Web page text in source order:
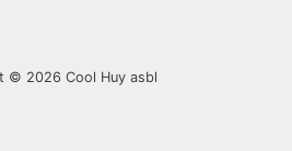
© 2026 Cool Huy asbl